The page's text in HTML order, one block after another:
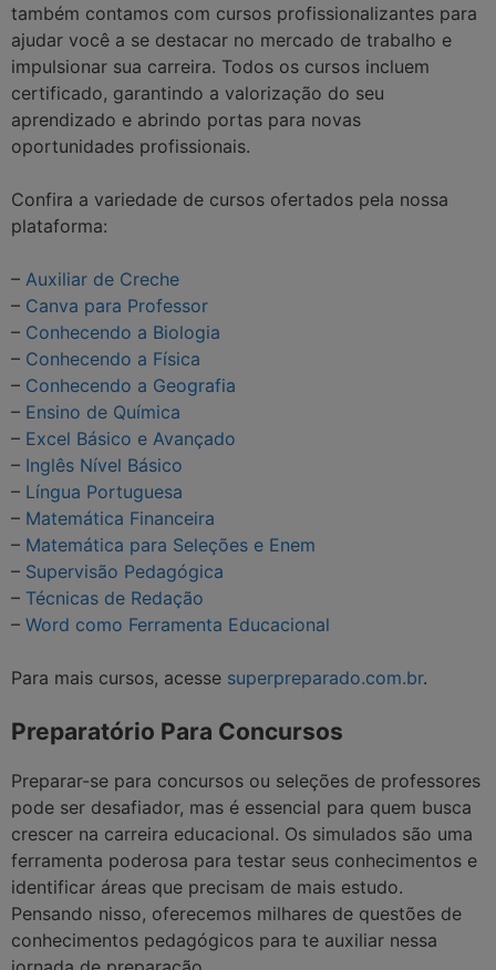
também contamos com cursos profissionalizantes para
ajudar você a se destacar no mercado de trabalho e
impulsionar sua carreira. Todos os cursos incluem
certificado, garantindo a valorização do seu
aprendizado e abrindo portas para novas
oportunidades profissionais.
Confira a variedade de cursos ofertados pela nossa
plataforma:
– Auxiliar de Creche
– Canva para Professor
– Conhecendo a Biologia
– Conhecendo a Física
– Conhecendo a Geografia
– Ensino de Química
– Excel Básico e Avançado
– Inglês Nível Básico
– Língua Portuguesa
– Matemática Financeira
– Matemática para Seleções e Enem
– Supervisão Pedagógica
– Técnicas de Redação
– Word como Ferramenta Educacional
Para mais cursos, acesse superpreparado.com.br.
Preparatório Para Concursos
Preparar-se para concursos ou seleções de professores
pode ser desafiador, mas é essencial para quem busca
crescer na carreira educacional. Os simulados são uma
ferramenta poderosa para testar seus conhecimentos e
identificar áreas que precisam de mais estudo.
Pensando nisso, oferecemos milhares de questões de
conhecimentos pedagógicos para te auxiliar nessa